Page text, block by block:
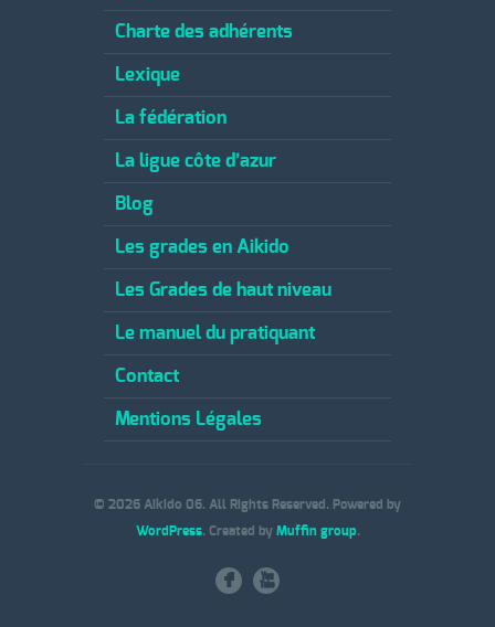
Charte des adhérents
Lexique
La fédération
La ligue côte d’azur
Blog
Les grades en Aikido
Les Grades de haut niveau
Le manuel du pratiquant
Contact
Mentions Légales
© 2026 Aikido 06. All Rights Reserved. Powered by
WordPress. Created by Muffin group.
F X